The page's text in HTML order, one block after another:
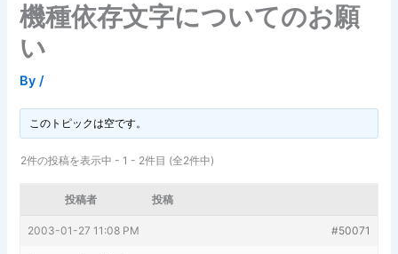
機種依存文字についてのお願
い
By/
このトピックは空です。
2件の投稿を表示中 - 1 - 2件目 (全2件中)
投稿者 投稿
2003-01-27 11:08 PM #50071